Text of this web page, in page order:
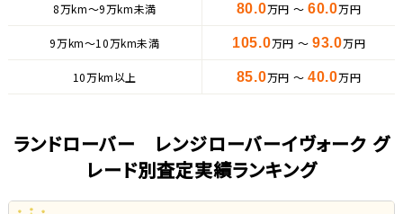
8万km〜9万km未満 80.0万円 ～ 60.0万円
9万km〜10万km未満 105.0万円 ～ 93.0万円
10万km以上 85.0万円 ～ 40.0万円
ランドローバー レンジローバーイヴォーク グ
レード別査定実績ランキング